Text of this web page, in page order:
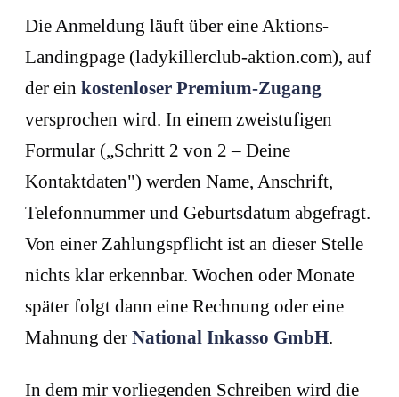
Die Anmeldung läuft über eine Aktions-
Landingpage (ladykillerclub-aktion.com), auf
der ein kostenloser Premium-Zugang
versprochen wird. In einem zweistufigen
Formular („Schritt 2 von 2 – Deine
Kontaktdaten") werden Name, Anschrift,
Telefonnummer und Geburtsdatum abgefragt.
Von einer Zahlungspflicht ist an dieser Stelle
nichts klar erkennbar. Wochen oder Monate
später folgt dann eine Rechnung oder eine
Mahnung der National Inkasso GmbH.
In dem mir vorliegenden Schreiben wird die